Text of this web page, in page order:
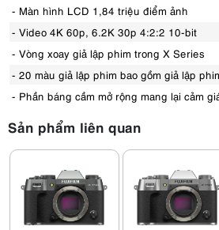
- Màn hình LCD 1,84 triệu điểm ảnh
- Video 4K 60p, 6.2K 30p 4:2:2 10-bit
- Vòng xoay giả lập phim trong X Series
- 20 màu giả lập phim bao gồm giả lập
- Phần báng cầm mở rộng mang lại cảm
Sản phẩm liên quan